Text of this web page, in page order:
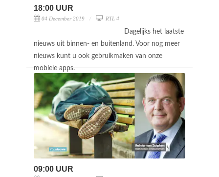
18:00 UUR
04 December 2019 RTL 4
Dagelijks het laatste
nieuws uit binnen- en buitenland. Voor nog meer
nieuws kunt u ook gebruikmaken van onze
mobiele apps.
09:00 UUR